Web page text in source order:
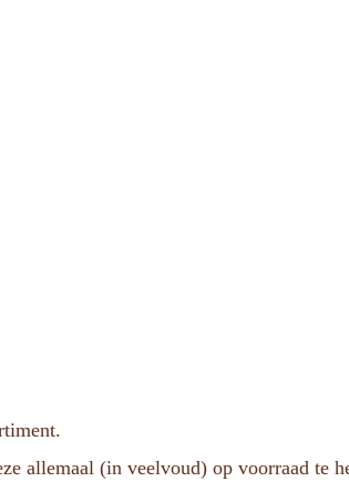
allemaal (in veelvoud) op voorraad te